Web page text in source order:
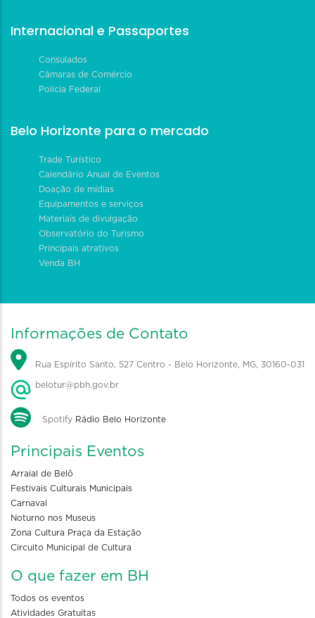
Internacional e Passaportes
Consulados
Câmaras de Comércio
Polícia Federal
Belo Horizonte para o mercado
Trade Turístico
Calendário Anual de Eventos
Doação de mídias
Equipamentos e serviços
Materiais de divulgação
Observatório do Turismo
Principais atrativos
Venda BH
Informações de Contato
Rua Espírito Santo, 527 Centro - Belo Horizonte, MG, 30160-031
belotur@pbh.gov.br
Spotify Rádio Belo Horizonte
Principais Eventos
Arraial de Belô
Festivais Culturais Municipais
Carnaval
Noturno nos Museus
Zona Cultura Praça da Estação
Circuito Municipal de Cultura
O que fazer em BH
Todos os eventos
Atividades Gratuitas